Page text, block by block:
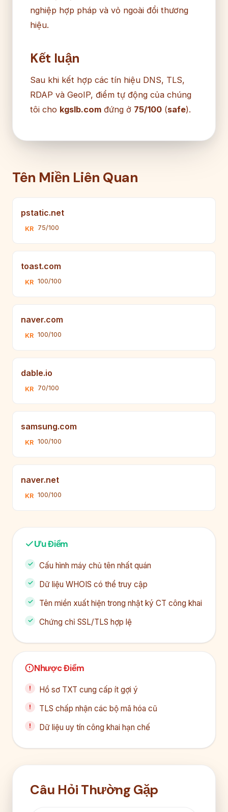
nghiệp hợp pháp và vỏ ngoài đổi thương
hiệu.
Kết luận
Sau khi kết hợp các tín hiệu DNS, TLS,
RDAP và GeoIP, điểm tự động của chúng
tôi cho kgslb.com đứng ở 75/100 (safe).
Tên Miền Liên Quan
pstatic.net
KR 75/100
toast.com
KR 100/100
naver.com
KR 100/100
dable.io
KR 70/100
samsung.com
KR 100/100
naver.net
KR 100/100
Ưu Điểm
Cấu hình máy chủ tên nhất quán
Dữ liệu WHOIS có thể truy cập
Tên miền xuất hiện trong nhật ký CT công khai
Chứng chỉ SSL/TLS hợp lệ
Nhược Điểm
Hồ sơ TXT cung cấp ít gợi ý
TLS chấp nhận các bộ mã hóa cũ
Dữ liệu uy tín công khai hạn chế
Câu Hỏi Thường Gặp